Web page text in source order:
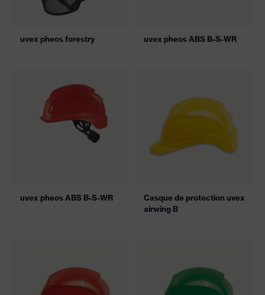
uvex pheos forestry uvex pheos ABS B-S-WR
uvex pheos ABS B-S-WR
Casque de protection uvex
airwing B